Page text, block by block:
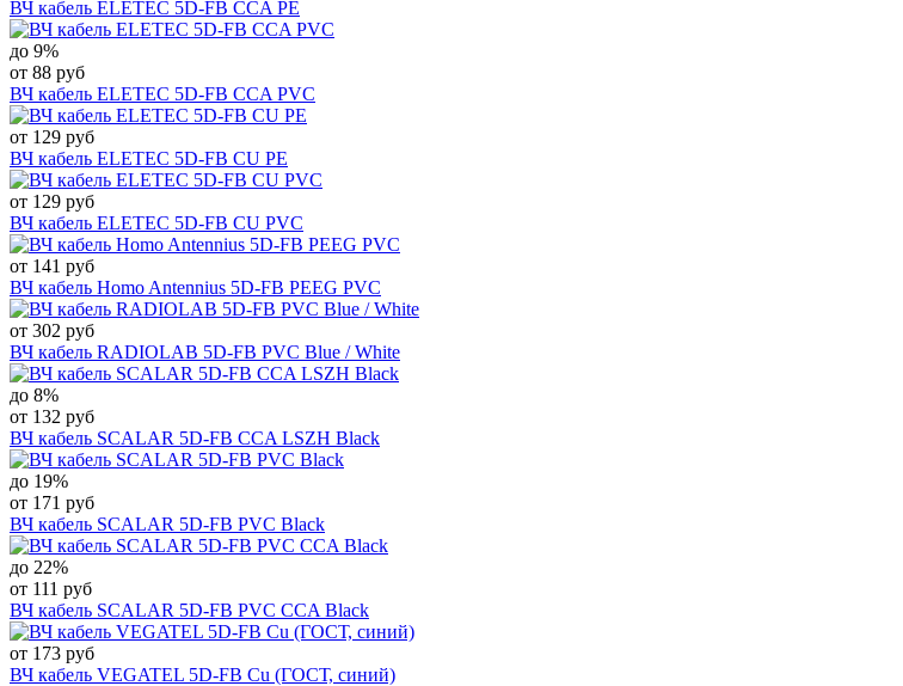
ВЧ кабель ELETEC 5D-FB CCA PE
до 9%
от 88 руб
ВЧ кабель ELETEC 5D-FB CCA PVC
от 129 руб
ВЧ кабель ELETEC 5D-FB CU PE
от 129 руб
ВЧ кабель ELETEC 5D-FB CU PVC
от 141 руб
ВЧ кабель Homo Antennius 5D-FB PEEG PVC
от 302 руб
ВЧ кабель RADIOLAB 5D-FB PVC Blue / White
до 8%
от 132 руб
ВЧ кабель SCALAR 5D-FB CCA LSZH Black
до 19%
от 171 руб
ВЧ кабель SCALAR 5D-FB PVC Black
до 22%
от 111 руб
ВЧ кабель SCALAR 5D-FB PVC CCA Black
от 173 руб
ВЧ кабель VEGATEL 5D-FB Cu (ГОСТ, синий)